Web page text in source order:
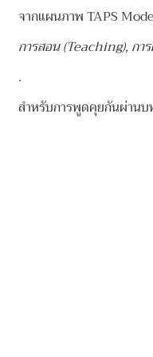
จากแผนภาพ TAPS
การสอน (Teaching), กา
.
สำหรับการพูดคุยกันผ่านบ